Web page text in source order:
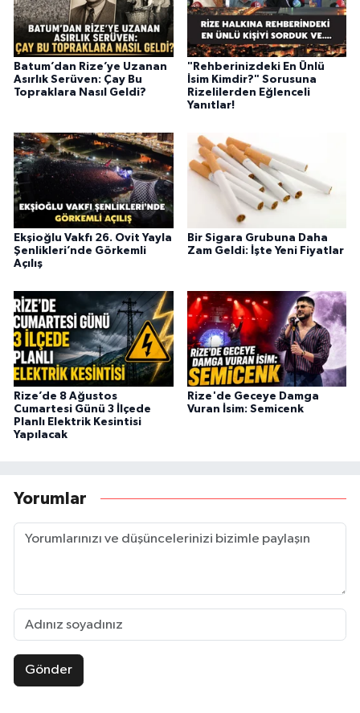
Batum’dan Rize’ye Uzanan
Asırlık Serüven: Çay Bu
Topraklara Nasıl Geldi?
"Rehberinizdeki En Ünlü
İsim Kimdir?" Sorusuna
Rizelilerden Eğlenceli
Yanıtlar!
Ekşioğlu Vakfı 26. Ovit Yayla
Şenlikleri’nde Görkemli
Açılış
Bir Sigara Grubuna Daha
Zam Geldi: İşte Yeni Fiyatlar
Rize’de 8 Ağustos
Cumartesi Günü 3 İlçede
Planlı Elektrik Kesintisi
Yapılacak
Rize'de Geceye Damga
Vuran İsim: Semicenk
Yorumlar
Gönder